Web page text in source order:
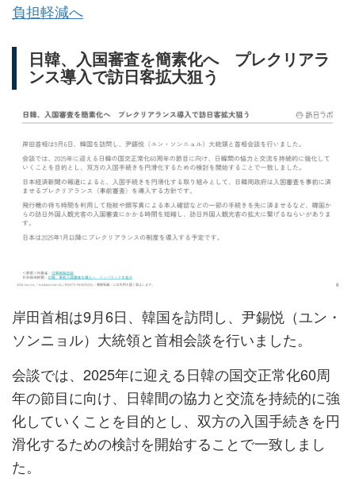
負担軽減へ
日韓、入国審査を簡素化へ プレクリアラ
ンス導入で訪日客拡大狙う
岸田首相は9月6日、韓国を訪問し、尹錫悦（ユン・
ソンニョル）大統領と首相会談を行いました。
会談では、2025年に迎える日韓の国交正常化60周
年の節目に向け、日韓間の協力と交流を持続的に強
化していくことを目的とし、双方の入国手続きを円
滑化するための検討を開始することで一致しまし
た。